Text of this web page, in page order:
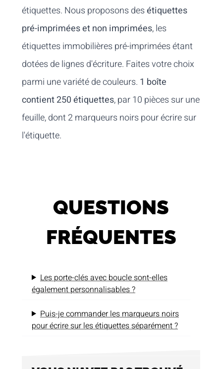
étiquettes. Nous proposons desétiquettes
pré-imprimées et non imprimées, les
étiquettes immobilières pré-imprimées étant
dotées de lignes d'écriture. Faites votre choix
parmi une variété de couleurs. 1 boîte
contient 250 étiquettes, par 10 pièces sur une
feuille, dont 2 marqueurs noirs pour écrire sur
l'étiquette.
QUESTIONS
FRÉQUENTES
Les porte-clés avec boucle sont-elles
également personnalisables ?
Puis-je commander les marqueurs noirs
pour écrire sur les étiquettes séparément ?